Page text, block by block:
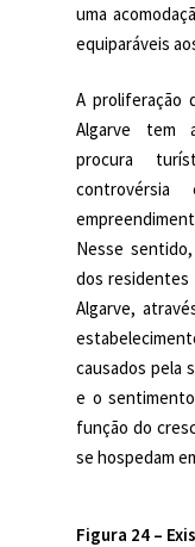
uma
equiparáveis
A proliferação
Algarve tem
procura
Nesse
dos residentes
Algarve,
causados pela
e o
função do
se hospedam
Figura 24 –